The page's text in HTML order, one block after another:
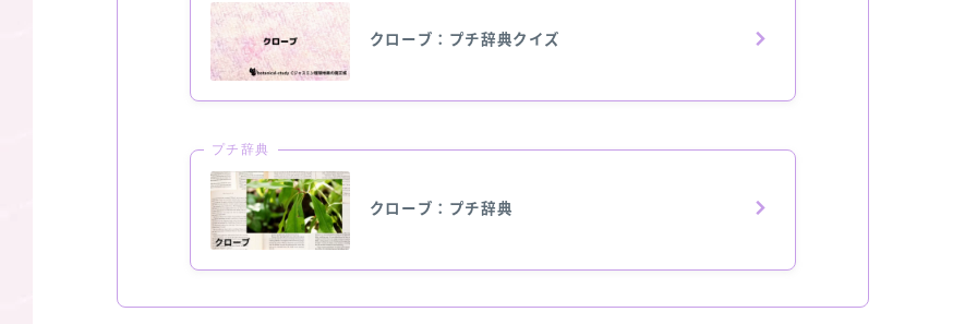
クローブ：プチ辞典クイズ
プチ辞典
クローブ：プチ辞典